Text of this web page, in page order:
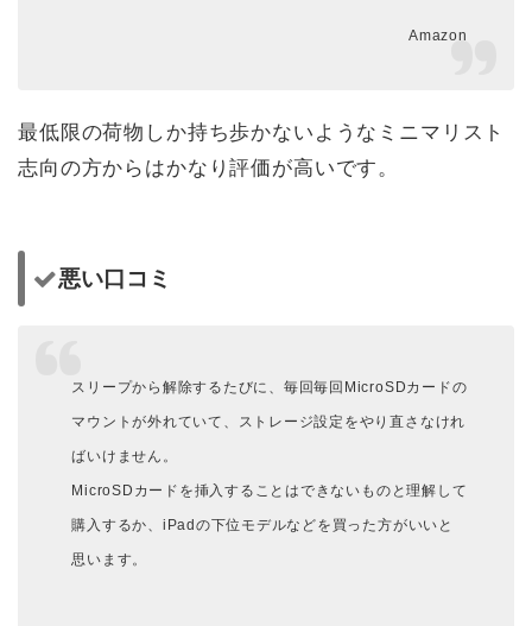
Amazon
最低限の荷物しか持ち歩かないようなミニマリスト
志向の方からはかなり評価が高いです。
悪い口コミ
スリープから解除するたびに、毎回毎回MicroSDカードの
マウントが外れていて、ストレージ設定をやり直さなけれ
ばいけません。
MicroSDカードを挿入することはできないものと理解して
購入するか、iPadの下位モデルなどを買った方がいいと
思います。